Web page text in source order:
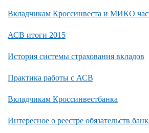
Вкладчикам Кроссинвеста и МИКО
АСВ итоги 2015
История системы страхования вкладов
Практика работы с АСВ
Вкладчикам Кроссинвестбанка
Интересное о реестре обязательств